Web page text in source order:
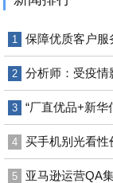
1 保障优质客户服
2 分析师：受疫
3 “厂直优品+新华
4 买手机别光看
5 亚马逊运营QA